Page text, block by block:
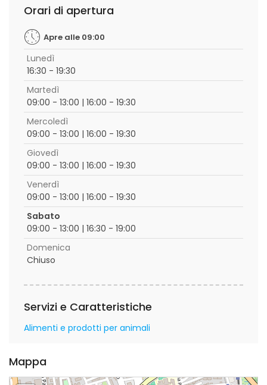
Orari di apertura
Apre alle 09:00
Lunedì
16:30 - 19:30
Martedì
09:00 - 13:00 | 16:00 - 19:30
Mercoledì
09:00 - 13:00 | 16:00 - 19:30
Giovedì
09:00 - 13:00 | 16:00 - 19:30
Venerdì
09:00 - 13:00 | 16:00 - 19:30
Sabato
09:00 - 13:00 | 16:30 - 19:00
Domenica
Chiuso
Servizi e Caratteristiche
Alimenti e prodotti per animali
Mappa